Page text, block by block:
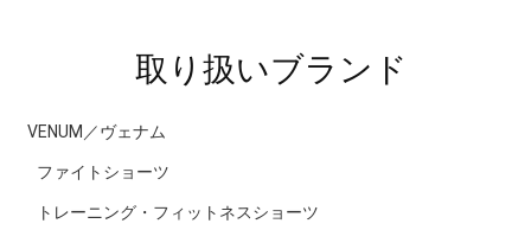
取り扱いブランド
VENUM／ヴェナム
ファイトショーツ
トレーニング・フィットネスショーツ